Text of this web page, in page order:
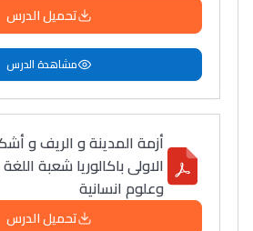
تحميل الدرس
مشاهدة الدرس
أزمة المدينة و الريف و
الاولى باكالوريا شعبة
وعلوم انسانية
تحميل الدرس